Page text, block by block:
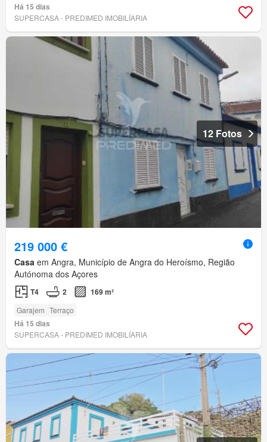
Há 15 dias
SUPERCASA - PREDIMED IMOBILÍARIA
12 Fotos
219 000 €
Casa em Angra, Município de Angra do Heroísmo, Região
Autónoma dos Açores
T4 2 169 m²
Garajem Terraço
Há 15 dias
SUPERCASA - PREDIMED IMOBILÍARIA